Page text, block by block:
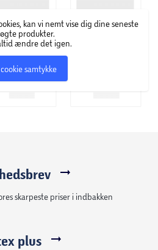
og gyngestativer, hvor man
af støbning med beton. Ikke til
indtil spyddelen er helt islået.
med M6 bolte.
kan vi nemt vise dig dine seneste
produkter.
ændre det igen.
samtykke
skarpeste priser i indbakken
plus